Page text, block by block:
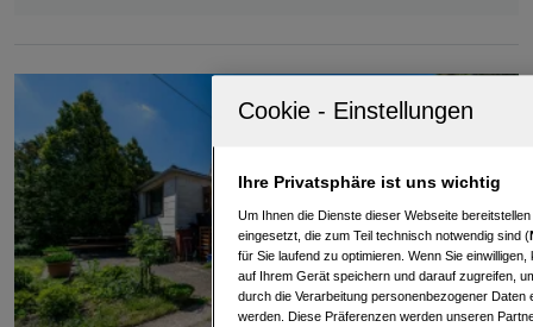
Ihre Privatsphäre ist uns wichtig
Um Ihnen die Dienste dieser Webseite
eingesetzt, die zum Teil technisch notwendig sind (
für Sie laufend zu optimieren. Wenn Sie
auf Ihrem Gerät speichern und darauf zugreifen,
durch die Verarbeitung personenbezogener
werden. Diese Präferenzen werden unseren